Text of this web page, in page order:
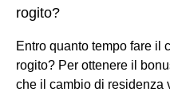
rogito?
Entro quanto tempo fare il
rogito? Per ottenere il
che il cambio di residenza